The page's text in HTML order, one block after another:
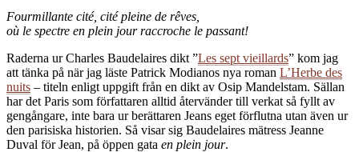
Fourmillante cité, cité pleine de rêves,
où le spectre en plein jour raccroche le passant!
Raderna ur Charles Baudelaires dikt ”Les sept vieillards” kom jag
att tänka på när jag läste Patrick Modianos nya roman L’Herbe des
nuits – titeln enligt uppgift från en dikt av Osip Mandelstam. Sällan
har det Paris som författaren alltid återvänder till verkat så fyllt av
gengångare, inte bara ur berättaren Jeans eget förflutna utan även ur
den parisiska historien. Så visar sig Baudelaires mätress Jeanne
Duval för Jean, på öppen gata en plein jour.